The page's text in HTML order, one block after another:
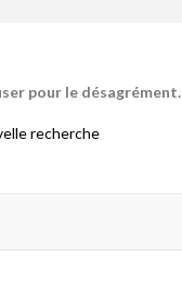
pour le désagrément.
recherche